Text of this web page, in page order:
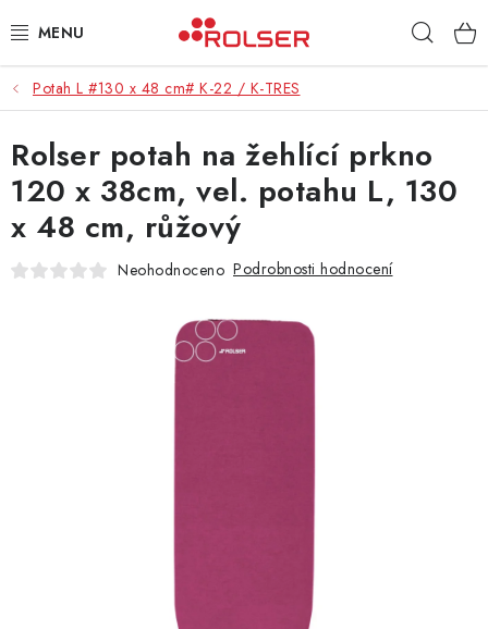
na
TAŠKY NA KOLEČKÁCH
ŽEHLICÍ PRKNA
SCHŮDKY
KLASICKÉ TAŠKY
Obchodní podmínky
Potah L #130 x 48 cm# K-22 / K-TRES
Rolser potah na žehlící prkno
120 x 38cm, vel. potahu L, 130
x 48 cm, růžový
Neohodnoceno Podrobnosti hodnocení